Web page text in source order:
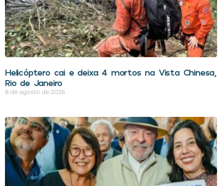
Helicóptero cai e deixa 4 mortos na Vista Chinesa,
Rio de Janeiro
8 de agosto de 2026